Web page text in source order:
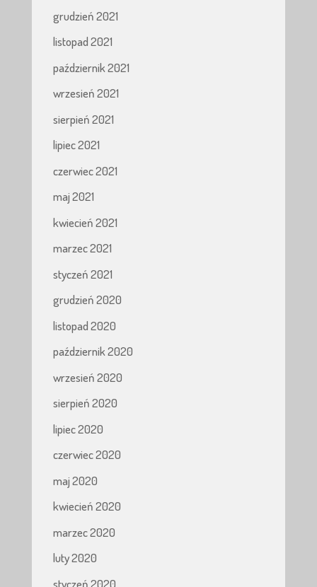
grudzień 2021
listopad 2021
październik 2021
wrzesień 2021
sierpień 2021
lipiec 2021
czerwiec 2021
maj 2021
kwiecień 2021
marzec 2021
styczeń 2021
grudzień 2020
listopad 2020
październik 2020
wrzesień 2020
sierpień 2020
lipiec 2020
czerwiec 2020
maj 2020
kwiecień 2020
marzec 2020
luty 2020
styczeń 2020